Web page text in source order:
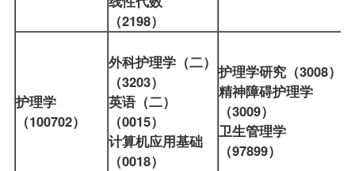
（2198）
护理学
（100702）
外科护理学（二）
（3203）
英语（二）
（0015）
计算机应用基础
（0018）
护理学研究（3008）
精神障碍护理学
（3009）
卫生管理学
（97899）